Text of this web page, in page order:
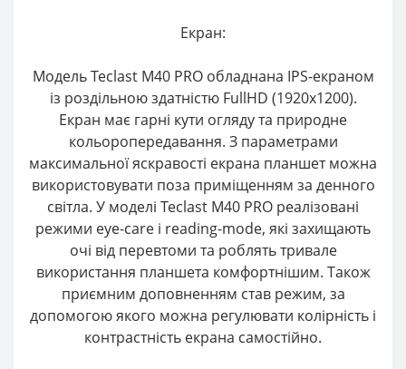
Екран:
Модель Teclast M40 PRO обладнана IPS-екраном
із роздільною здатністю FullHD (1920х1200).
Екран має гарні кути огляду та природне
кольоропередавання. З параметрами
максимальної яскравості екрана планшет можна
використовувати поза приміщенням за денного
світла. У моделі Teclast M40 PRO реалізовані
режими eye-care і reading-mode, які захищають
очі від перевтоми та роблять тривале
використання планшета комфортнішим. Також
приємним доповненням став режим, за
допомогою якого можна регулювати колірність і
контрастність екрана самостійно.